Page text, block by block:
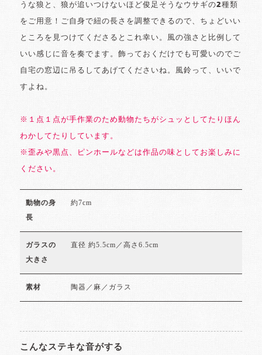
うな狼と、狼が追いつけないほど俊足そうなウサギの2種類
をご用意！ご自身で紐の長さを調整できるので、ちょどいい
ところを見つけてくださるとこれ幸い。風の強さと比例して
いい感じに音を奏でます。飾っておくだけでも可愛いのでご
自宅の窓辺に吊るしてあげてくださいね。風鈴って、いいで
すよね。
※１点１点が手作業のため動物たちがシュッとしてたりほん
わかしてたりしています。
※歪みや黒点、ピンホールなどは作品の味としてお楽しみに
ください。
動物の身
長
約7cm
ガラスの
大きさ
直径 約5.5cm／高さ6.5cm
素材 陶器／麻／ガラス
こんなステキな音がする